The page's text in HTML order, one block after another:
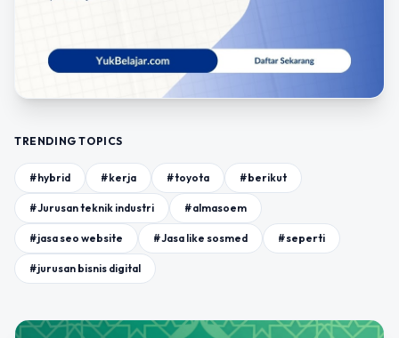
TRENDING TOPICS
#hybrid #kerja #toyota #berikut
#Jurusan teknik industri #almasoem
#jasa seo website #Jasa like sosmed #seperti
#jurusan bisnis digital